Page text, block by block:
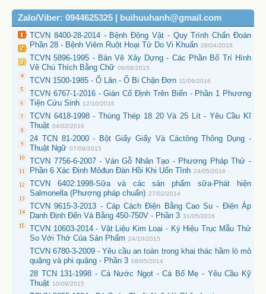
Zalo/Viber: 0944625325 | buihuuhanh@gmail.com
TCVN 8400-28-2014 - Bệnh Động Vật - Quy Trình Chẩn Đoán
Phần 28 - Bệnh Viêm Ruột Hoại Tử Do Vi Khuẩn 28/04/2016
TCVN 5896-1995 - Bản Vẽ Xây Dựng - Các Phần Bố Trí Hình
Vẽ Chú Thích Bằng Chữ 09/08/2015
TCVN 1500-1985 - Ổ Lăn - Ổ Bi Chặn Đơn 11/06/2016
TCVN 6767-1-2016 - Giàn Cố Định Trên Biển - Phần 1 Phương
Tiện Cứu Sinh 12/10/2016
TCVN 6418-1998 - Thùng Thép 18 20 Và 25 Lít - Yêu Cầu Kĩ
Thuật 04/02/2016
24 TCN 81-2000 - Bột Giấy Giấy Và Cáctông Thông Dụng -
Thuật Ngữ 07/09/2015
TCVN 7756-6-2007 - Ván Gỗ Nhân Tạo - Phương Pháp Thử -
Phần 6 Xác Định Môđun Đàn Hồi Khi Uốn Tĩnh 24/05/2016
TCVN 6402:1998-Sữa và các sản phẩm sữa-Phát hiện
Salmonella (Phương pháp chuẩn) 27/02/2014
TCVN 9615-3-2013 - Cáp Cách Điện Bằng Cao Su - Điện Áp
Danh Định Đến Và Bằng 450-750V - Phần 3 31/05/2016
TCVN 10603-2014 - Vật Liệu Kim Loại - Ký Hiệu Trục Mẫu Thử
So Với Thớ Của Sản Phẩm 24/10/2015
TCVN 6780-3-2009 - Yêu cầu an toàn trong khai thác hầm lò mỏ
quặng và phi quặng - Phần 3 08/05/2014
28 TCN 131-1998 - Cá Nước Ngọt - Cá Bố Mẹ - Yêu Cầu Kỹ
Thuật 10/09/2015